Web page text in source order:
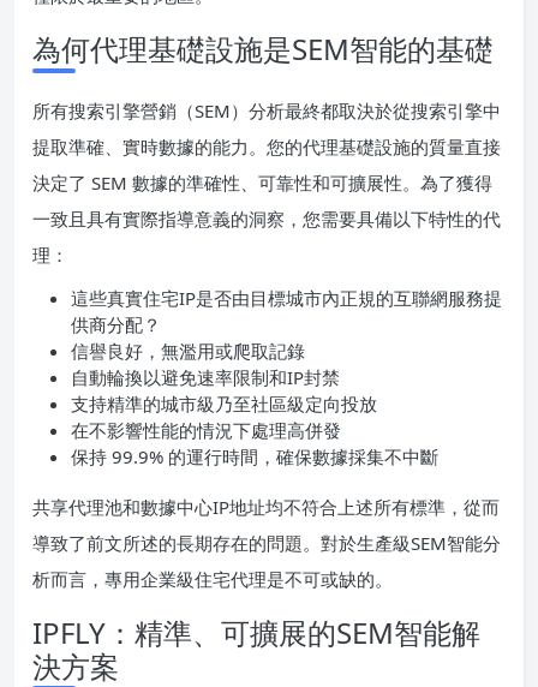
為何代理基礎設施是SEM智能的基礎
所有搜索引擎營銷（SEM）分析最終都取決於從搜索引擎中
提取準確、實時數據的能力。您的代理基礎設施的質量直接
決定了 SEM 數據的準確性、可靠性和可擴展性。為了獲得
一致且具有實際指導意義的洞察，您需要具備以下特性的代
理：
這些真實住宅IP是否由目標城市內正規的互聯網服務提
供商分配？
信譽良好，無濫用或爬取記錄
自動輪換以避免速率限制和IP封禁
支持精準的城市級乃至社區級定向投放
在不影響性能的情況下處理高併發
保持 99.9% 的運行時間，確保數據採集不中斷
共享代理池和數據中心IP地址均不符合上述所有標準，從而
導致了前文所述的長期存在的問題。對於生產級SEM智能分
析而言，專用企業級住宅代理是不可或缺的。
IPFLY：精準、可擴展的SEM智能解
決方案